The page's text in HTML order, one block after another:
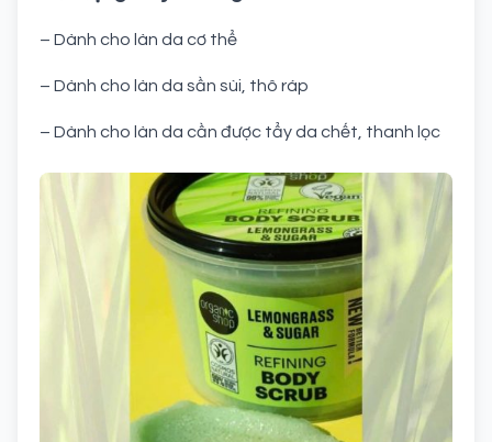
– Dành cho làn da cơ thể
– Dành cho làn da sần sùi, thô ráp
– Dành cho làn da cần được tẩy da chết, thanh lọc